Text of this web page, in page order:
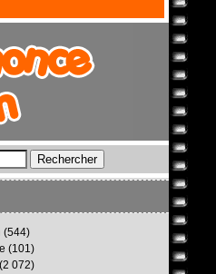
(544)
(101)
(2 072)